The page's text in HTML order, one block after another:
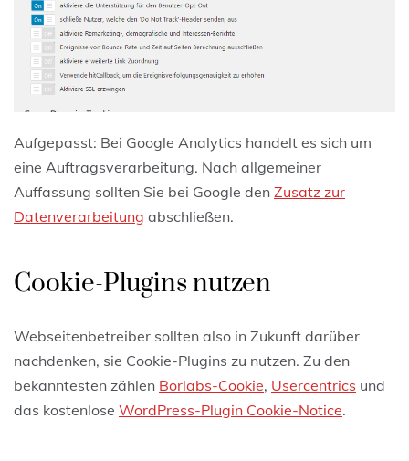
Aufgepasst: Bei Google Analytics handelt es sich um
eine Auftragsverarbeitung. Nach allgemeiner
Auffassung sollten Sie bei Google den Zusatz zur
Datenverarbeitung abschließen.
Cookie-Plugins nutzen
Webseitenbetreiber sollten also in Zukunft darüber
nachdenken, sie Cookie-Plugins zu nutzen. Zu den
bekanntesten zählen Borlabs-Cookie, Usercentrics und
das kostenlose WordPress-Plugin Cookie-Notice.